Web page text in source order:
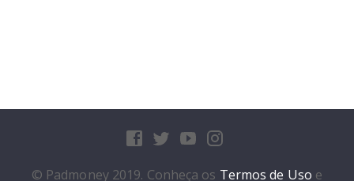
© Padmoney 2019. Conheça os Termos de Uso e